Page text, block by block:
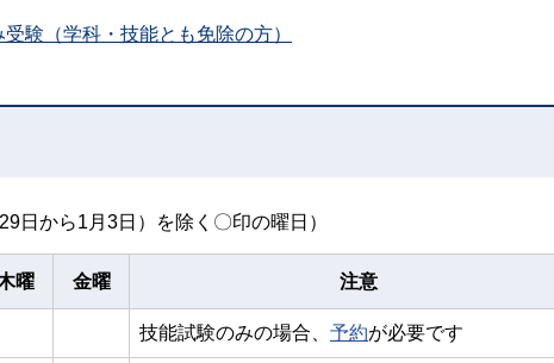
験（学科・技能とも免除の方）
日から1月3日）を除く〇印の曜日）
曜 金曜 注意
技能試験のみの場合、 予約が必要です